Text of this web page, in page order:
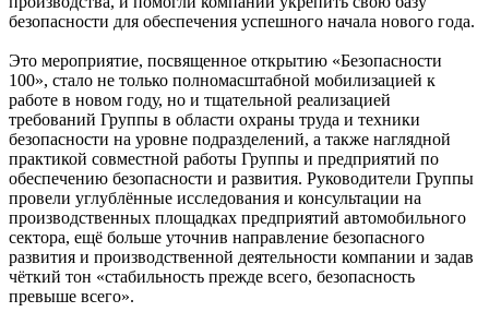
безопасности для обеспечения успешного начала нового года.
Это мероприятие, посвященное открытию «Безопасности
100», стало не только полномасштабной мобилизацией к
работе в новом году, но и тщательной реализацией
требований Группы в области охраны труда и техники
безопасности на уровне подразделений, а также наглядной
практикой совместной работы Группы и предприятий по
обеспечению безопасности и развития. Руководители Группы
провели углублённые исследования и консультации на
производственных площадках предприятий автомобильного
сектора, ещё больше уточнив направление безопасного
развития и производственной деятельности компании и задав
чёткий тон «стабильность прежде всего, безопасность
превыше всего».